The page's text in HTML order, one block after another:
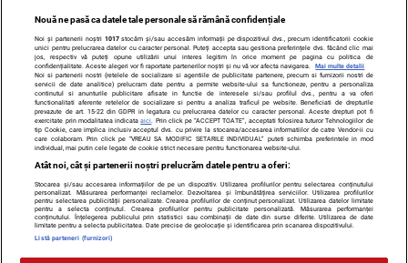
Contact Despre noi Termeni și condiții
Citarea se poate face în limita a 250 de semne. Nici o instituţie sau persoană
Nouă ne pasă ca datele tale personale să rămână confidențiale
Noi și partenerii noștri 1017stocăm și/sau accesăm informații pe dispozitivul dvs., precum identificatorii cookie
unici pentru prelucrarea datelor cu caracter personal. Puteți accepta sau gestiona preferințele dvs. făcând clic mai
jos, respectiv vă puteți opune utilizării unui interes legitim în orice moment pe pagina cu politica de
confidențialitate. Aceste alegeri vor fi raportate partenerilor noștri și nu vă vor afecta navigarea.
Mai multe detalii
Noi si partenerii nostri (retelele de socializare si agentiile de publicitate partenere, precum si furnizorii nostri de
servicii de date analitice) prelucram date pentru a permite website-ului sa functioneze, pentru a personaliza
continutul si anunturile publicitare afisate in functie de interesele si/sau profilul dvs., pentru a va oferi
functionalitati aferente retelelor de socializare si pentru a analiza traficul pe website. Beneficiati de drepturile
prevazute de art. 15-22 din GDPR in legatura cu prelucrarea datelor cu caracter personal. Aceste drepturi pot fi
exercitate prin modalitatea indicataaici . Prin click pe “ACCEPT TOATE”, acceptati folosirea tuturor Tehnologiilor de
tip Cookie, care implica inclusiv acceptul dvs. cu privire la stocarea/accesarea informatiilor de catre Vendor-ii cu
care colaboram. Prin click pe “VREAU SA MODIFIC SETARILE INDIVIDUAL” puteti schimba preferintele in mod
individual, mai putin cele legate de cookie strict necesare pentru functionarea website-ului.
Atât noi, cât și partenerii noștri prelucrăm datele pentru a oferi:
Stocarea și/sau accesarea informațiilor de pe un dispozitiv. Utilizarea profilurilor pentru selectarea conținutului
personalizat. Măsurarea performanței reclamelor. Dezvoltarea și îmbunătățirea serviciilor. Utilizarea profilurilor
pentru selectarea publicității personalizate. Crearea profilurilor de conținut personalizat. Utilizarea datelor limitate
pentru a selecta conținutul. Crearea profilurilor pentru publicitate personalizată. Măsurarea performanței
conținutului. Înțelegerea publicului prin statistici sau combinații de date din surse diferite. Utilizarea de date
limitate pentru a selecta publicitatea. Date precise de geolocație și identificarea prin scanarea dispozitivului.
Listă parteneri (furnizori)